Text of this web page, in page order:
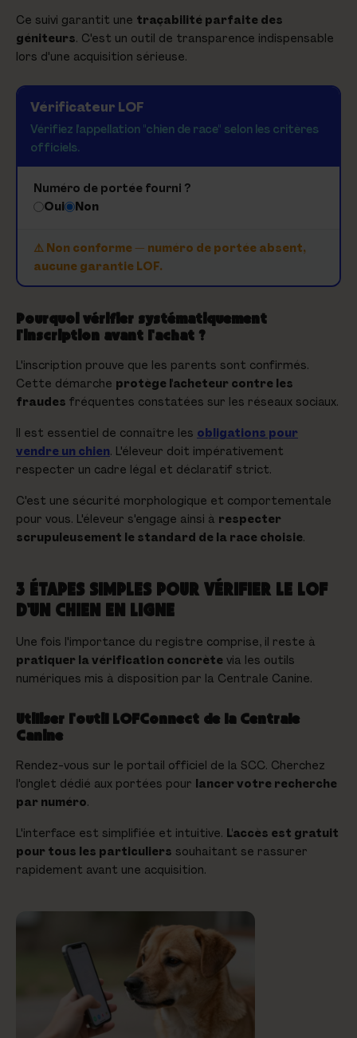
Ce suivi garantit une traçabilité parfaite des
géniteurs. C'est un outil de transparence indispensable
lors d'une acquisition sérieuse.
Vérificateur LOF
Vérifiez l'appellation "chien de race" selon les critères
officiels.
Numéro de portée fourni ?
Oui
Non
⚠️ Non conforme — numéro de portée absent,
aucune garantie LOF.
Pourquoi vérifier systématiquement
l'inscription avant l'achat ?
L'inscription prouve que les parents sont confirmés.
Cette démarche protège l'acheteur contre les
fraudes fréquentes constatées sur les réseaux sociaux.
Il est essentiel de connaître les obligations pour
vendre un chien. L'éleveur doit impérativement
respecter un cadre légal et déclaratif strict.
C'est une sécurité morphologique et comportementale
pour vous. L'éleveur s'engage ainsi à respecter
scrupuleusement le standard de la race choisie.
3 ÉTAPES SIMPLES POUR VÉRIFIER LE LOF
D'UN CHIEN EN LIGNE
Une fois l'importance du registre comprise, il reste à
pratiquer la vérification concrète via les outils
numériques mis à disposition par la Centrale Canine.
Utiliser l'outil LOFConnect de la Centrale
Canine
Rendez-vous sur le portail officiel de la SCC. Cherchez
l'onglet dédié aux portées pour lancer votre recherche
par numéro.
L'interface est simplifiée et intuitive. L'accès est gratuit
pour tous les particuliers souhaitant se rassurer
rapidement avant une acquisition.